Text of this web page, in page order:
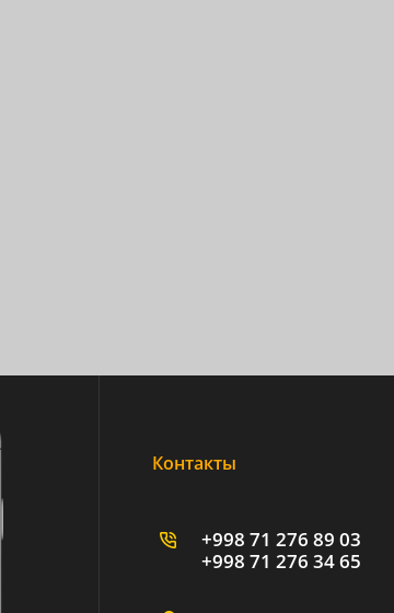
Контакты
+998 71 276 89 03
+998 71 276 34 65